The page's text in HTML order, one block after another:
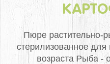
Пюре растительно-
стерилизованное для
возрастаРыба -